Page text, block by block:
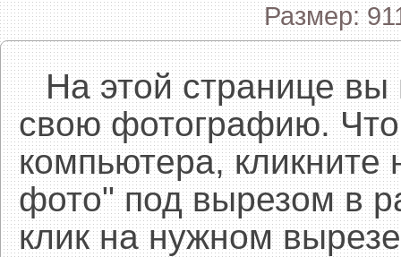
Размер:
На этой странице вы
свою фотографию.
компьютера, кликните
фото" под вырезом в
клик на нужном